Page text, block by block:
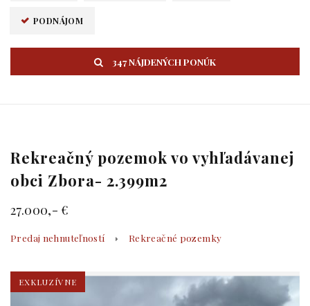
PODNÁJOM
347 NÁJDENÝCH PONÚK
Rekreačný pozemok vo vyhľadávanej
obci Zbora- 2.399m2
27.000,- €
Predaj nehnuteľností Rekreačné pozemky
EXKLUZÍVNE